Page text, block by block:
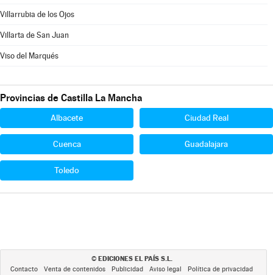
Villarrubia de los Ojos
Villarta de San Juan
Viso del Marqués
Provincias de Castilla La Mancha
Albacete Ciudad Real
Cuenca Guadalajara
Toledo
© EDICIONES EL PAÍS S.L.
Contacto Venta de contenidos Publicidad Aviso legal Política de privacidad